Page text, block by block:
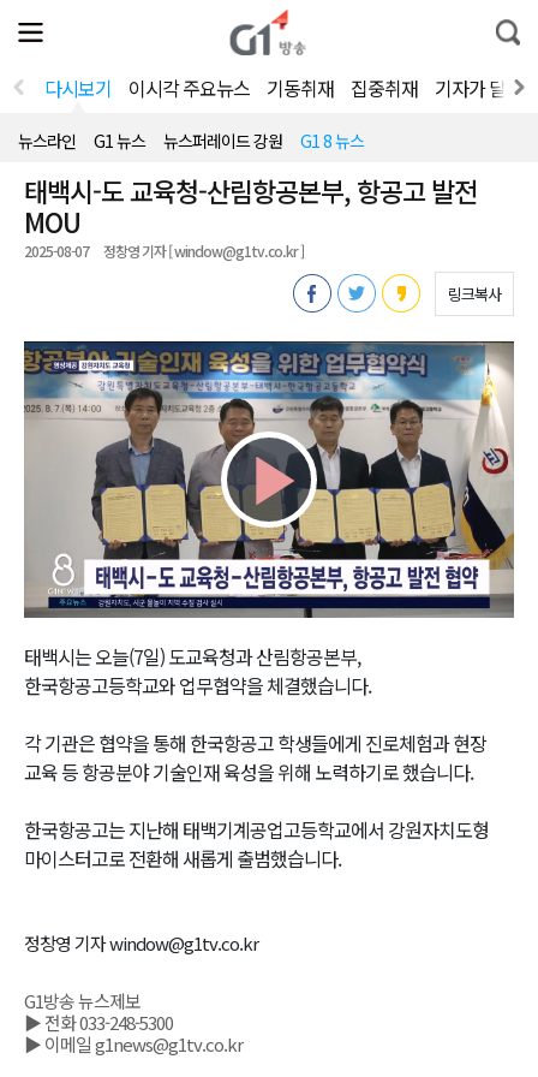
전
체
뉴
열
통
합
색
다시보기 이시각 주요뉴스 기동취재 집중취재 기자가 달려
뉴스라인 G1 뉴스 뉴스퍼레이드 강원 G1 8 뉴스
태백시-도 교육청-산림항공본부, 항공고 발전
MOU
2025-08-07 정창영 기자 [ window@g1tv.co.kr ]
링크복사
Play
Video
태백시는 오늘(7일) 도교육청과 산림항공본부,
한국항공고등학교와 업무협약을 체결했습니다.
각 기관은 협약을 통해 한국항공고 학생들에게 진로체험과 현장
교육 등 항공분야 기술인재 육성을 위해 노력하기로 했습니다.
한국항공고는 지난해 태백기계공업고등학교에서 강원자치도형
마이스터고로 전환해 새롭게 출범했습니다.
정창영 기자 window@g1tv.co.kr
G1방송 뉴스제보
▶ 전화 033-248-5300
▶ 이메일 g1news@g1tv.co.kr